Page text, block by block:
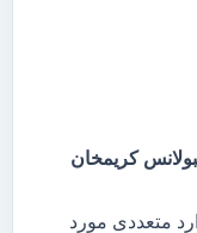
کریمخان
متعددی مورد